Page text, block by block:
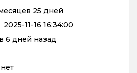
25 дней
2025-11-16 16:34:00
6 дней назад
нет